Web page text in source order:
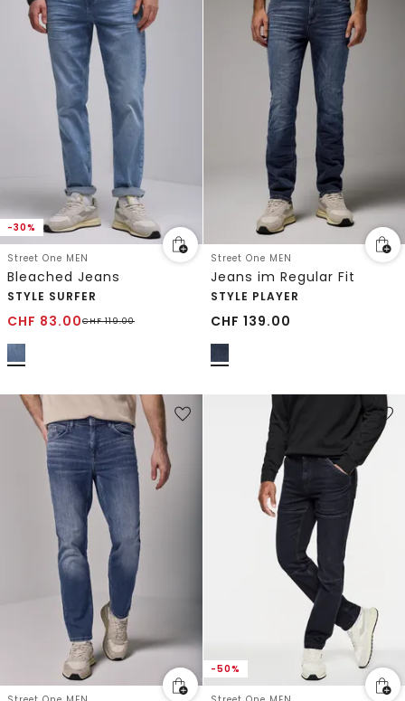
-30%
Street One MEN
Bleached Jeans
STYLE SURFER
CHF 83.00CHF119.00
Street One MEN
Jeans im Regular Fit
STYLE PLAYER
CHF 139.00
-50%